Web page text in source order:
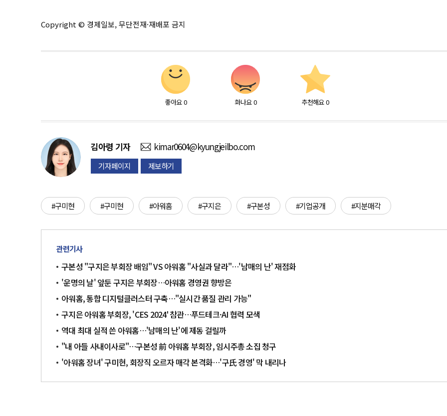
Copyright © 경제일보, 무단전재·재배포 금지
좋아요 0 화나요 0 추천해요 0
김아령 기자 kimar0604@kyungjeilbo.com
기자페이지 제보하기
#구미현 #구미현 #아워홈 #구지은 #구본성 #기업공개 #지분매각
관련기사
구본성 "구지은 부회장 배임" VS 아워홈 "사실과 달라"…'남매의 난' 재점화
'운명의 날' 앞둔 구지은 부회장…아워홈 경영권 향방은
아워홈, 통합 디지털클러스터 구축…"실시간 품질 관리 가능"
구지은 아워홈 부회장, 'CES 2024' 참관…푸드테크·AI 협력 모색
역대 최대 실적 쓴 아워홈…'남매의 난'에 제동 걸릴까
"내 아들 사내이사로"…구본성 前 아워홈 부회장, 임시주총 소집 청구
'아워홈 장녀' 구미현, 회장직 오르자 매각 본격화…'구氏 경영' 막 내리나